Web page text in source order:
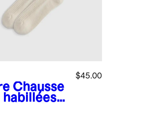
Chausse
$45.00